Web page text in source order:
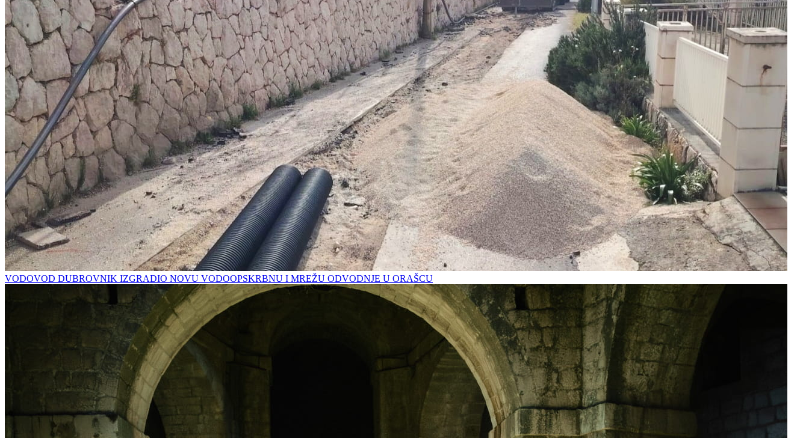
VODOVOD DUBROVNIK IZGRADIO NOVU VODOOPSKRBNU I MREŽU ODVODNJE U ORAŠCU